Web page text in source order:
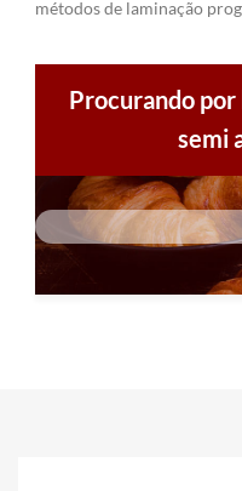
métodos de laminação
Procurando por
semi